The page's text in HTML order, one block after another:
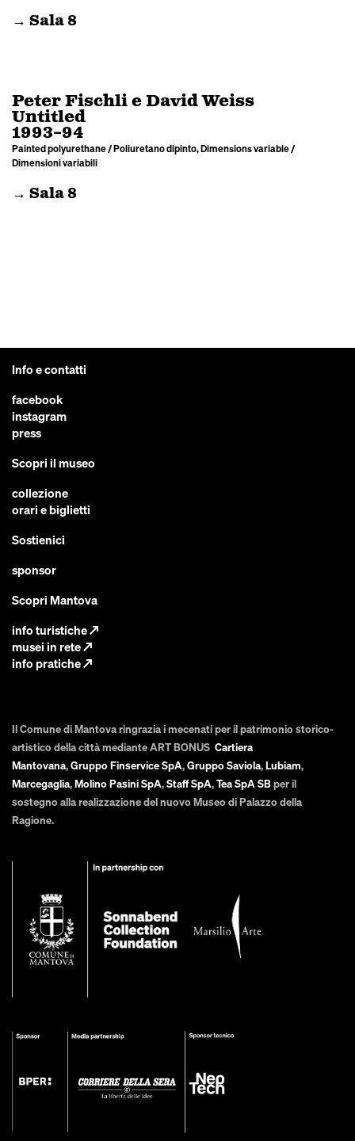
→ Sala 8
Peter Fischli e David Weiss
Untitled
1993–94
Painted polyurethane / Poliuretano dipinto, Dimensions variable /
Dimensioni variabili
→ Sala 8
Info e contatti
facebook
instagram
press
Scopri il museo
collezione
orari e biglietti
Sostienici
sponsor
Scopri Mantova
info turistiche↗
musei in rete↗
info pratiche↗
Il Comune di Mantova ringrazia i mecenati per il patrimonio storico-
artistico della città mediante ART BONUS Cartiera
Mantovana,Gruppo Finservice SpA,Gruppo Saviola,Lubiam,
Marcegaglia,Molino Pasini SpA,Staff SpA,Tea SpA SBper il
sostegno alla realizzazione del nuovo Museo di Palazzo della
Ragione.